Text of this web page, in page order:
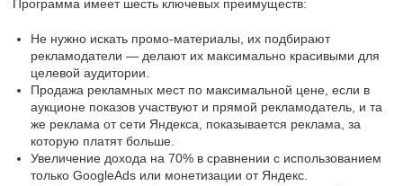
Программа имеет шесть ключевых преимуществ:
Не нужно искать промо-материалы, их подбирают
рекламодатели — делают их максимально красивыми для
целевой аудитории.
Продажа рекламных мест по максимальной цене, если в
аукционе показов участвуют и прямой рекламодатель, и та
же реклама от сети Яндекса, показывается реклама, за
которую платят больше.
Увеличение дохода на 70% в сравнении с использованием
только GoogleAds или монетизации от Яндекс.